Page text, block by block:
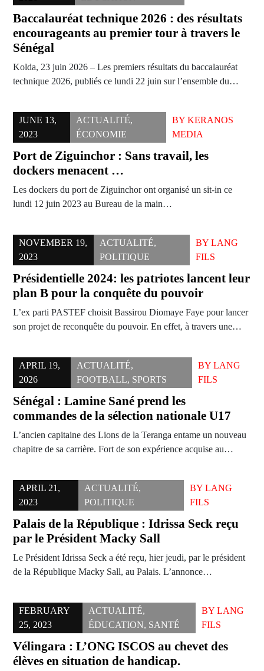
Baccalauréat technique 2026 : des résultats
encourageants au premier tour à travers le
Sénégal
Kolda, 23 juin 2026 – Les premiers résultats du baccalauréat
technique 2026, publiés ce lundi 22 juin sur l’ensemble du…
JUNE 13,
2023
ACTUALITÉ,
ÉCONOMIE
BYKERANOS
MEDIA
Port de Ziguinchor : Sans travail, les
dockers menacent …
Les dockers du port de Ziguinchor ont organisé un sit-in ce
lundi 12 juin 2023 au Bureau de la main…
NOVEMBER 19,
2023
ACTUALITÉ,
POLITIQUE
BY LANG
FILS
Présidentielle 2024: les patriotes lancent leur
plan B pour la conquête du pouvoir
L’ex parti PASTEF choisit Bassirou Diomaye Faye pour lancer
son projet de reconquête du pouvoir. En effet, à travers une…
APRIL 19,
2026
ACTUALITÉ,
FOOTBALL, SPORTS
BY LANG
FILS
Sénégal : Lamine Sané prend les
commandes de la sélection nationale U17
L’ancien capitaine des Lions de la Teranga entame un nouveau
chapitre de sa carrière. Fort de son expérience acquise au…
APRIL 21,
2023
ACTUALITÉ,
POLITIQUE
BYLANG
FILS
Palais de la République : Idrissa Seck reçu
par le Président Macky Sall
Le Président Idrissa Seck a été reçu, hier jeudi, par le président
de la République Macky Sall, au Palais. L’annonce…
FEBRUARY
25, 2023
ACTUALITÉ,
ÉDUCATION, SANTÉ
BYLANG
FILS
Vélingara : L’ONG ISCOS au chevet des
élèves en situation de handicap.